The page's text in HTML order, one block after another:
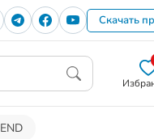
Скачать